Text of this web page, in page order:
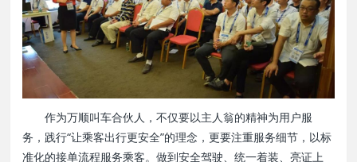
作为万顺叫车合伙人，不仅要以主人翁的精神为用户服
务，践行“让乘客出行更安全”的理念，更要注重服务细节，以标
准化的接单流程服务乘客。做到安全驾驶、统一着装、亮证上